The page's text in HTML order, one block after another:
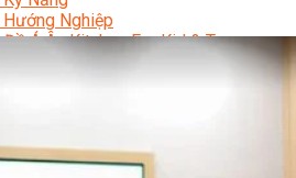
Nghiệp
Đề Á Âu Kitchen For Kid & Teen
Đề Kỹ Năng Sống
Nấu Ăn Cho Bé
Thiết Kế Truyện Tranh Ai
Họa Sĩ Ai